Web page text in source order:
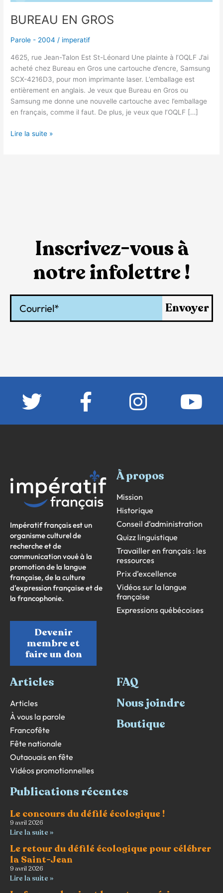
BUREAU EN GROS
Parole - 2004 / imperatif
4625, rue Jean-Talon Est St-Léonard Une plainte à l’OQLF J’ai
acheté chez Bureau en Gros une cartouche d’encre, Samsung
SCX-4216D3, pour mon imprimante laser. L’emballage est
entièrement en anglais. Je veux que Bureau en Gros ou
Samsung me donne une nouvelle cartouche avec l’emballage
en français, comme il faut. De plus, je veux que l’OQLF […]
Lire la suite »
Inscrivez-vous à
notre infolettre !
Envoyer
Impératif français est un
organisme culturel de
recherche et de
communication voué à la
promotion de la langue
française, de la culture
d’expression française et de
la francophonie.
Devenir
membre et
faire un don
À propos
Mission
Historique
Conseil d’administration
Quizz linguistique
Travailler en français : les
ressources
Prix d’excellence
Vidéos sur la langue
française
Expressions québécoises
Articles
Articles
À vous la parole
Francofête
Fête nationale
Outaouais en fête
Vidéos promotionnelles
FAQ
Nous joindre
Boutique
Publications récentes
Le concours du défilé écologique !
9 avril 2026
Lire la suite »
Le retour du défilé écologique pour célébrer
la Saint-Jean
9 avril 2026
Lire la suite »